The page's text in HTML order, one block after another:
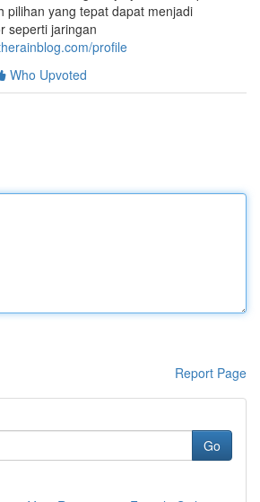
pilihan yang tepat dapat menjadi
seperti jaringan
profile
Who Upvoted
Report Page
Go